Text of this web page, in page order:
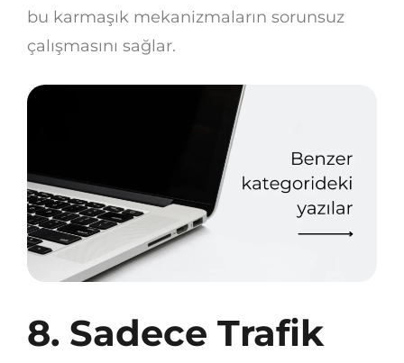
bu karmaşık mekanizmaların sorunsuz
çalışmasını sağlar.
8. Sadece Trafik